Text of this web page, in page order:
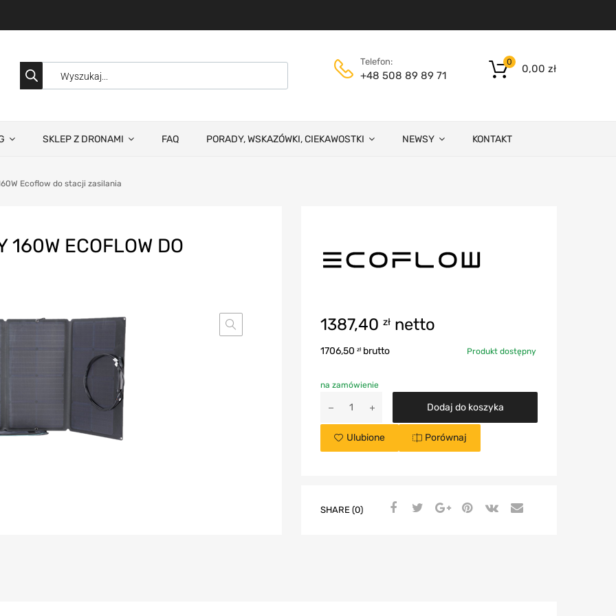
Telefon:
+48 508 89 89 71
0,00 zł
0
SKLEP Z DRONAMI FAQ PORADY, WSKAZÓWKI, CIEKAWOSTKI NEWSY KONTAKT
Ecoflow do stacji zasilania
160W ECOFLOW DO
1387,40 zł netto
1706,50 zł brutto Produkt dostępny
na zamówienie
Dodaj do koszyka
Ulubione Porównaj
SHARE (0)